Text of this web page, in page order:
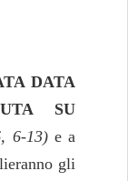
DATA
SU
6-13)e a
gli